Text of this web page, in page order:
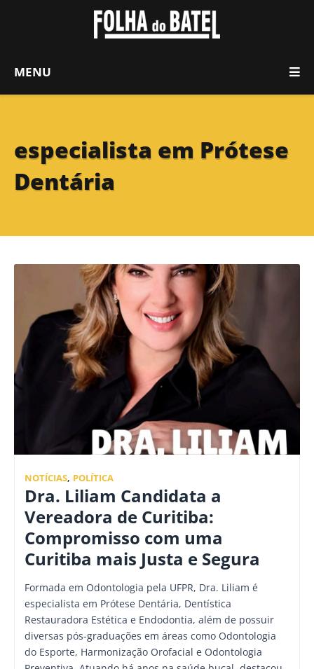
MENU
especialista em Prótese
Dentária
NOTÍCIAS, POLÍTICA
Dra. Liliam Candidata a
Vereadora de Curitiba:
Compromisso com uma
Curitiba mais Justa e Segura
Formada em Odontologia pela UFPR, Dra. Liliam é
especialista em Prótese Dentária, Dentística
Restauradora Estética e Endodontia, além de possuir
diversas pós-graduações em áreas como Odontologia
do Esporte, Harmonização Orofacial e Odontologia